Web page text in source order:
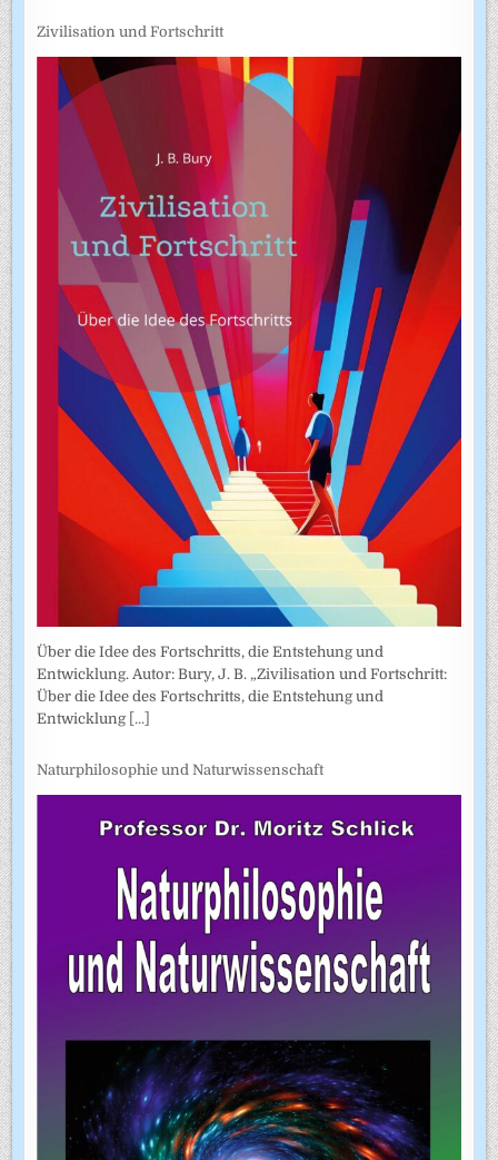
Zivilisation und Fortschritt
Über die Idee des Fortschritts, die Entstehung und
Entwicklung. Autor: Bury, J. B. „Zivilisation und Fortschritt:
Über die Idee des Fortschritts, die Entstehung und
Entwicklung [...]
Naturphilosophie und Naturwissenschaft